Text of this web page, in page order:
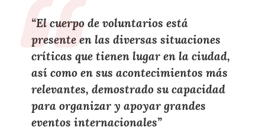
“El cuerpo de voluntarios está
presente en las diversas situaciones
críticas que tienen lugar en la ciudad,
así como en sus acontecimientos más
relevantes, demostrado su capacidad
para organizar y apoyar grandes
eventos internacionales”